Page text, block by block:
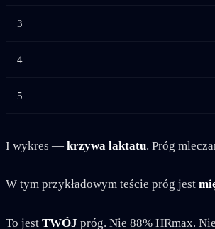
3
4
5
I wykres — krzywa laktatu. Próg
W tym przykładowym teście próg jest
To jest TWÓJ próg. Nie 88% HRmax.